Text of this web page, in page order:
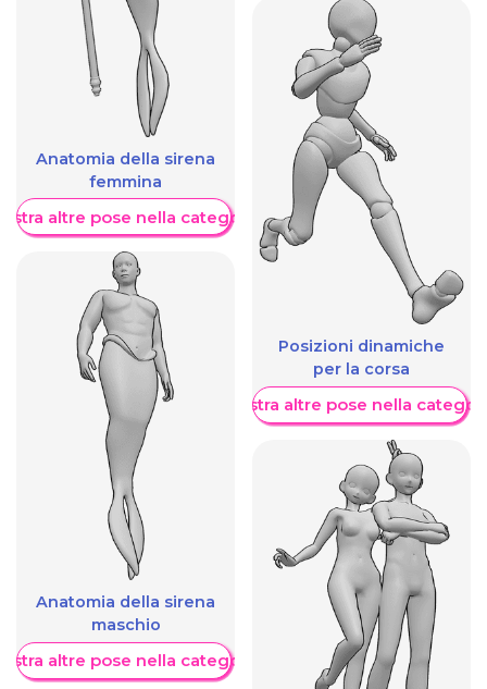
Anatomia della sirena
femmina
altre pose nella categoria
Anatomia della sirena
maschio
altre pose nella categoria
Posizioni dinamiche
per la corsa
Mostra altre pose nella